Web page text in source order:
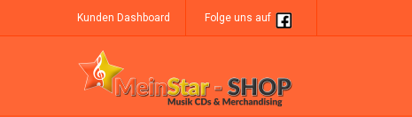
Kunden Dashboard Folge uns auf